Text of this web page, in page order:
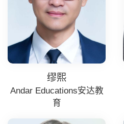
缪熙
Andar Educations安达教
育